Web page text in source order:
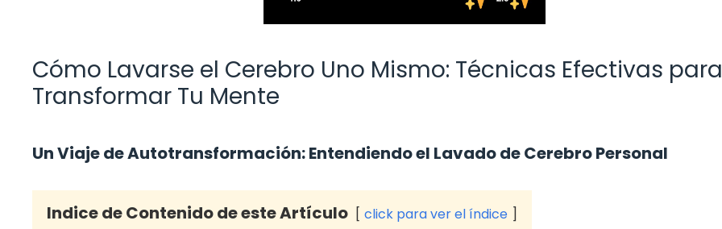
Cómo Lavarse el Cerebro Uno Mismo: Técnicas Efectivas para
Transformar Tu Mente
Un Viaje de Autotransformación: Entendiendo el Lavado de Cerebro Personal
Indice de Contenido de este Artículo click para ver el índice